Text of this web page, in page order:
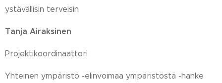
ystävällisin terveisin
Tanja Airaksinen
Projektikoordinaattori
Yhteinen ympäristö -elinvoimaa ympäristöstä -hanke